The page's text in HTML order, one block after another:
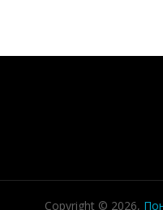
Copyright © 2026,